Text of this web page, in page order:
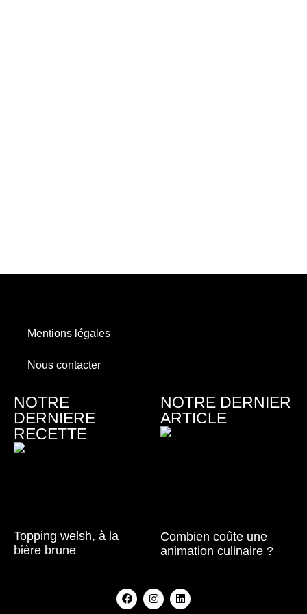
Mentions légales
Nous contacter
NOTRE
DERNIERE
RECETTE
Topping welsh, à la
bière brune
NOTRE DERNIER
ARTICLE
Combien coûte une
animation culinaire ?